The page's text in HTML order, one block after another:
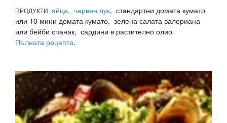
ПРОДУКТИ: яйца, червен лук, стандартни домата кумато
или 10 мини домата кумато, зелена салата валериана
или бейби спанак, сардини в растително олио
Пълната рецепта.